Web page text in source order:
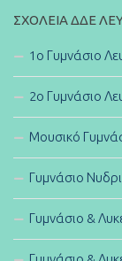
ΣΧΟΛΕΊΑ ΔΔΕ
1ο Γυμνάσιο
2ο Γυμνάσιο
Μουσικό
Γυμνάσιο
Γυμνάσιο &